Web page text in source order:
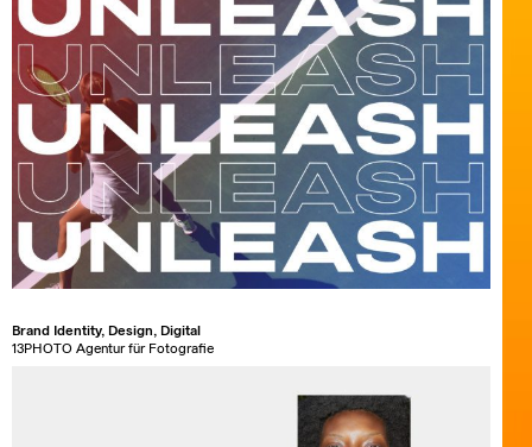
Brand Identity, Design, Digital
13PHOTO Agentur für Fotografie